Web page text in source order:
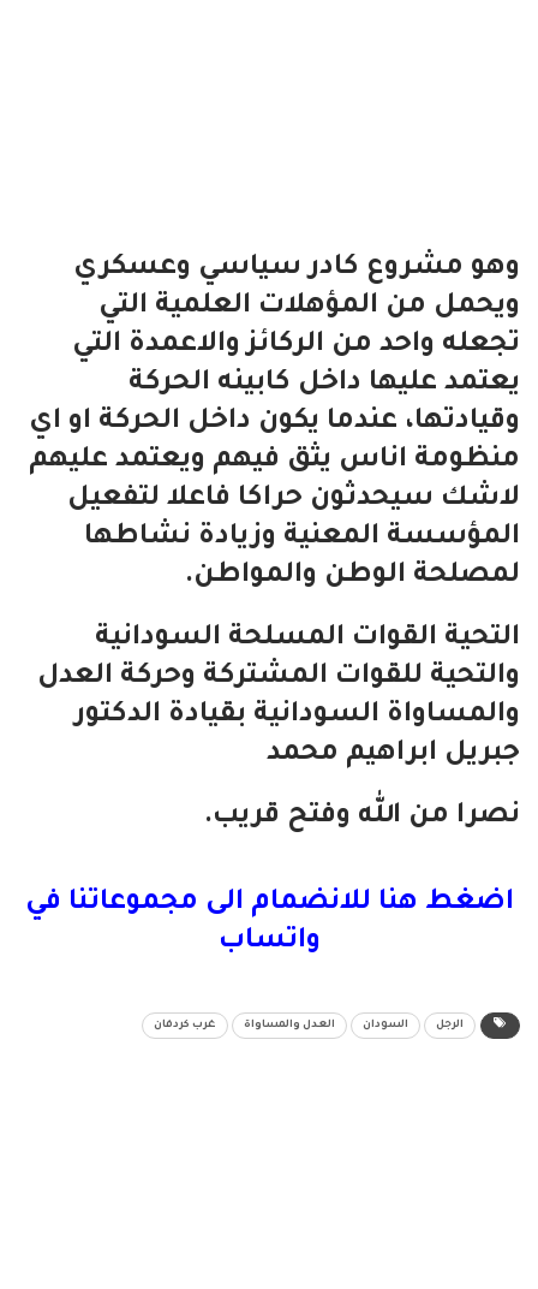
وهو مشروع كادر سياسي وعسكري
ويحمل من المؤهلات العلمية التي
تجعله واحد من الركائز والاعمدة التي
يعتمد عليها داخل كابينه الحركة
وقيادتها، عندما يكون داخل الحركة او اي
منظومة اناس يثق فيهم ويعتمد عليهم
لاشك سيحدثون حراكا فاعلا لتفعيل
المؤسسة المعنية وزيادة نشاطها
لمصلحة الوطن والمواطن.
التحية القوات المسلحة السودانية
والتحية للقوات المشتركة وحركة العدل
والمساواة السودانية بقيادة الدكتور
جبريل ابراهيم محمد
نصرا من الله وفتح قريب.
اضغط هنا للانضمام الى مجموعاتنا في
واتساب
الرجل السودان العدل والمساواة غرب كردفان